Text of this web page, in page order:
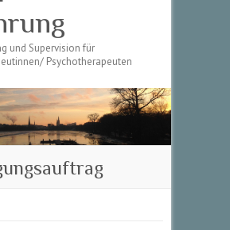
und Supervision für
Psychotherapeuten